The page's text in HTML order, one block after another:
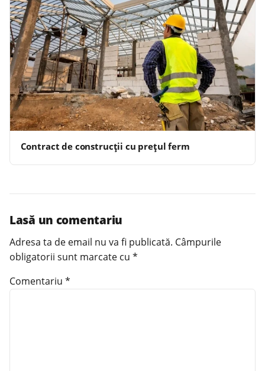
Contract de construcții cu prețul ferm
Lasă un comentariu
Adresa ta de email nu va fi publicată. Câmpurile
obligatorii sunt marcate cu *
Comentariu *